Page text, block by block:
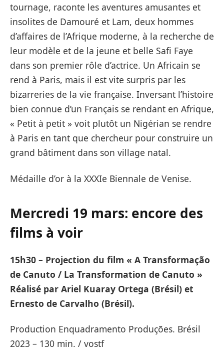
tournage, raconte les aventures amusantes et
insolites de Damouré et Lam, deux hommes
d’affaires de l’Afrique moderne, à la recherche de
leur modèle et de la jeune et belle Safi Faye
dans son premier rôle d’actrice. Un Africain se
rend à Paris, mais il est vite surpris par les
bizarreries de la vie française. Inversant l’histoire
bien connue d’un Français se rendant en Afrique,
« Petit à petit » voit plutôt un Nigérian se rendre
à Paris en tant que chercheur pour construire un
grand bâtiment dans son village natal.
Médaille d’or à la XXXIe Biennale de Venise.
Mercredi 19 mars: encore des
films à voir
15h30 – Projection du film « A Transformação
de Canuto / La Transformation de Canuto »
Réalisé par Ariel Kuaray Ortega (Brésil) et
Ernesto de Carvalho (Brésil).
Production Enquadramento Produções. Brésil
2023 – 130 min. / vostf